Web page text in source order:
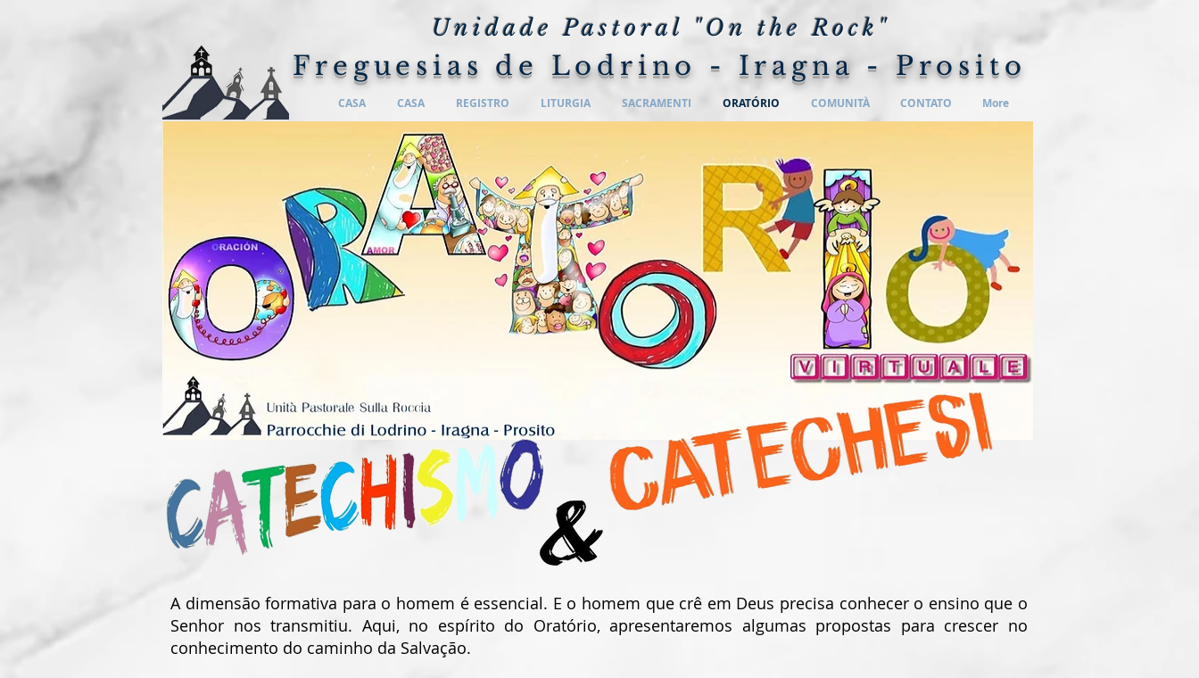
Unidade Pastoral "On the Rock"
CASA CASA REGISTRO LITURGIA SACRAMENTI ORATÓRIO COMUNITÀ CONTATO More
Freguesias de Lodrino - Iragna - Prosito
A dimensão formativa para o homem é essencial. E o homem que crê em Deus precisa conhecer o ensino que o
Senhor nos transmitiu. Aqui, no espírito do Oratório, apresentaremos algumas propostas para crescer no
conhecimento do caminho da Salvação.